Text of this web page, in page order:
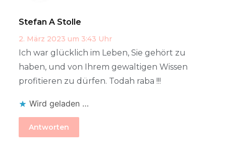
Stefan A Stolle
2. März 2023 um 3:43 Uhr
Ich war glücklich im Leben, Sie gehört zu
haben, und von Ihrem gewaltigen Wissen
profitieren zu dürfen. Todah raba !!!
Wird geladen …
Antworten